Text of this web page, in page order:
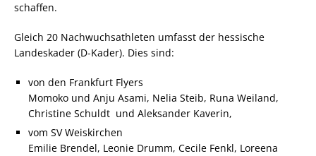
schaffen.
Gleich 20 Nachwuchsathleten umfasst der hessische
Landeskader (D-Kader). Dies sind:
von den Frankfurt Flyers
Momoko und Anju Asami, Nelia Steib, Runa Weiland,
Christine Schuldt und Aleksander Kaverin,
vom SV Weiskirchen
Emilie Brendel, Leonie Drumm, Cecile Fenkl, Loreena